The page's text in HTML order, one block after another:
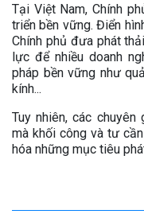
Tại Việt Nam, Chính
triển bền vững. Điển
Chính phủ đưa phát
lực để nhiều doanh
pháp bền vững như
kính...
Tuy nhiên, các
mà khối công và tư
hóa những mục tiêu